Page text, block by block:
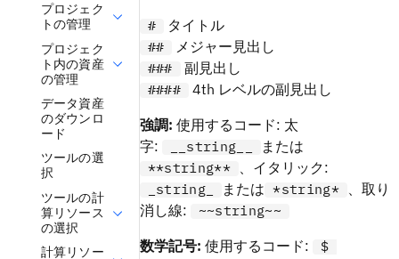
プロジェク
トの管理
プロジェク
ト内の資産
の管理
データ資産
のダウンロ
ード
ツールの選
択
ツールの計
算リソース
の選択
計算リソー
# タイトル
## メジャー見出し
### 副見出し
####
4th レベルの副見出し
強調: 使用するコード: 太
字:
__string__ または
**string** 、イタリック:
_string_ または *string* 、取り
消し線:
~~string~~
数学記号: 使用するコード: $